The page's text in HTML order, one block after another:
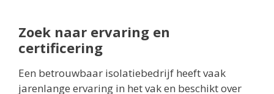
Zoek naar ervaring en
certificering
Een betrouwbaar isolatiebedrijf heeft vaak
jarenlange ervaring in het vak en beschikt over